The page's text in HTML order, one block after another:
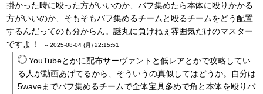
掛かった時に殴った方がいいのか、バフ集めたら本体に殴りかかる
方がいいのか、そもそもバフ集めるチームと殴るチームをどう配置
するんだってのも分からん。謎丸に負けねぇ雰囲気だけのマスター
ですよ！
-- 2025-08-04 (月) 22:15:51
YouTubeとかに配布サーヴァントと低レアとかで攻略してい
る人が動画あげてるから、そういうの真似してはどうか。自分は
5waveまでバフ集めるチームで全体宝具多めで角と本体を殴りバ